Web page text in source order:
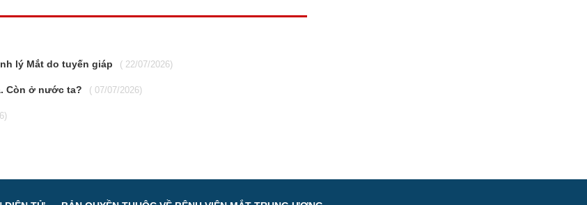
lý Mắt do tuyến giáp ( 22/07/2026)
Còn ở nước ta? ( 07/07/2026)